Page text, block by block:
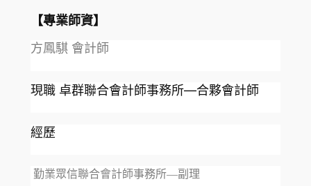
【專業師資】
方鳳騏 會計師
現職 卓群聯合會計師事務所—合夥會計師
經歷
勤業眾信聯合會計師事務所—副理